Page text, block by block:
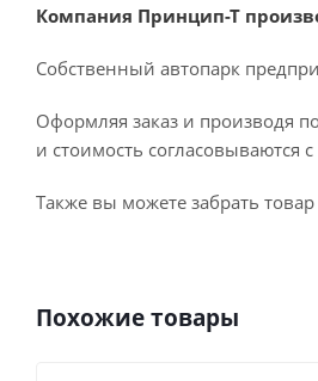
Компания Принцип-Т
Собственный автопарк
Оформляя заказ и производя
и стоимость согласовываются
Также вы можете забрать
Похожие товары